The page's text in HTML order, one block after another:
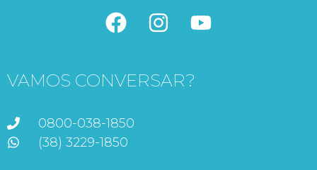
VAMOS CONVERSAR?
0800-038-1850
(38) 3229-1850